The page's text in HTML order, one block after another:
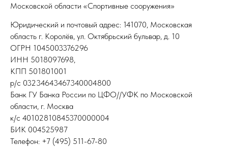
Московской области «Спортивные сооружения»
Юридический и почтовый адрес: 141070, Московская
область г. Королёв, ул. Октябрьский бульвар, д. 10
ОГРН 1045003376296
ИНН 5018097698,
КПП 501801001
р/с 03234643467340004800
Банк ГУ Банка России по ЦФО//УФК по Московской
области, г. Москва
к/с 40102810845370000004
БИК 004525987
Телефон: +7 (495) 511-67-80